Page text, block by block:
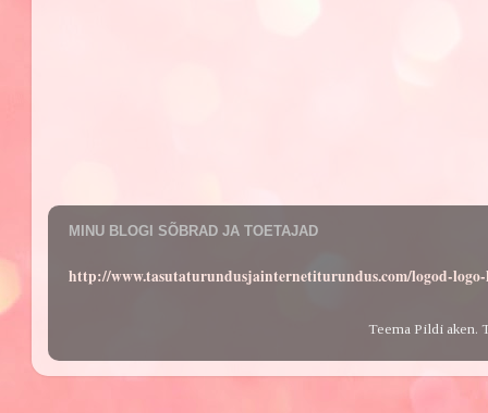
MINU BLOGI SÕBRAD JA TOETAJAD
http://www.tasutaturundusjainternetiturundus.com/logod-
Teema Pildi aken.